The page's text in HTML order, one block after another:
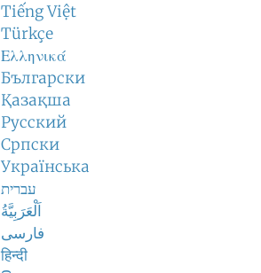
Tiếng Việt
Türkçe
Ελληνικά
Български
Қазақша
Русский
Српски
Українська
עברית
اَلْعَرَبِيَّةُ
فارسی
हिन्दी